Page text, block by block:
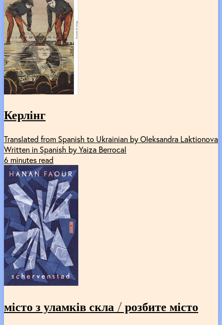
Керлінг
Translated from Spanish to Ukrainian by Oleksandra Laktionova
Written in Spanish by Yaiza Berrocal
6 minutes read
місто з уламків скла / розбите місто